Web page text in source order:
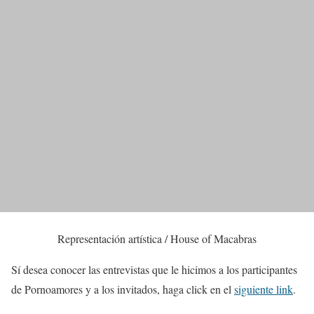
Representación artística / House of Macabras
Sí desea conocer las entrevistas que le hicimos a los participantes
de Pornoamores y a los invitados, haga click en el siguiente link.